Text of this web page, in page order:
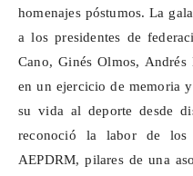
homenajes póstumos. La
a los presidentes de
Cano, Ginés Olmos,
en un ejercicio de memoria
su vida al deporte desde
reconoció la labor de los
AEPDRM, pilares de una